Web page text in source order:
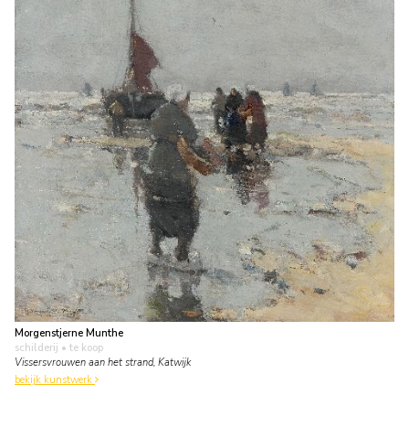
Morgenstjerne Munthe
schilderij • te koop
Vissersvrouwen aan het strand, Katwijk
bekijk kunstwerk